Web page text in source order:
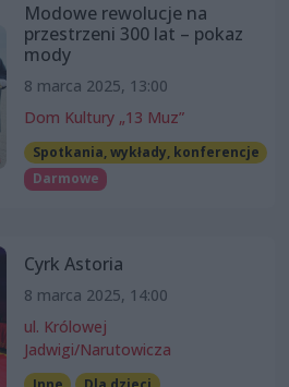
Modowe rewolucje na
przestrzeni 300 lat – pokaz
mody
8 marca 2025, 13:00
Dom Kultury „13 Muz”
Spotkania, wykłady, konferencje
Darmowe
Cyrk Astoria
8 marca 2025, 14:00
ul. Królowej
Jadwigi/Narutowicza